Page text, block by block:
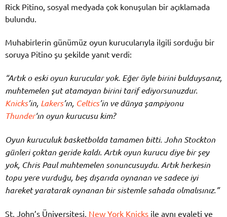
Rick Pitino, sosyal medyada çok konuşulan bir açıklamada
bulundu.
Muhabirlerin günümüz oyun kurucularıyla ilgili sorduğu bir
soruya Pitino şu şekilde yanıt verdi:
“Artık o eski oyun kurucular yok. Eğer öyle birini bulduysanız,
muhtemelen şut atamayan birini tarif ediyorsunuzdur.
Knicks’in, Lakers’ın, Celtics’in ve dünya şampiyonu
Thunder‘ın oyun kurucusu kim?
Oyun kuruculuk basketbolda tamamen bitti. John Stockton
günleri çoktan geride kaldı. Artık oyun kurucu diye bir şey
yok, Chris Paul muhtemelen sonuncusuydu. Artık herkesin
topu yere vurduğu, beş dışarıda oynanan ve sadece iyi
hareket yaratarak oynanan bir sistemle sahada olmalısınız.”
St. John’s Üniversitesi, New York Knicks ile aynı eyaleti ve